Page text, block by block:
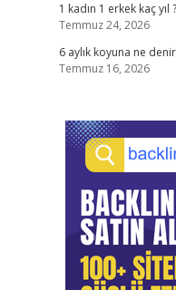
1 kadın 1 erkek kaç yıl ?
Temmuz 24, 2026
6 aylık koyuna ne
Temmuz 16, 2026